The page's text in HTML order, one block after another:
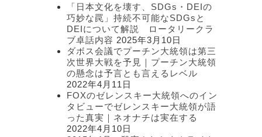
「日本文化を壊す、SDGs・DEIの
巧妙な罠」持続不可能なSDGsと
DEIについて解説 ロータリークラ
ブ卓話内容 2025年3月10日
ダボス会議でプーチン大統領は第三
次世界大戦を予見｜プーチン大統領
の懸念は予言とも言えるレベル
2022年4月11日
FOXのゼレンスキー大統領へのイン
タビューでゼレンスキー大統領が語
った真実｜ネオナチは実在する
2022年4月10日